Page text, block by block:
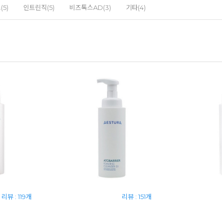
인트린직(5) 비즈톡스AD(3) 기타(4)
리뷰 : 119개 리뷰 : 151개